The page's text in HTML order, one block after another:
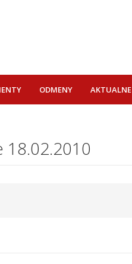
ODMENY AKTUALNE
18.02.2010